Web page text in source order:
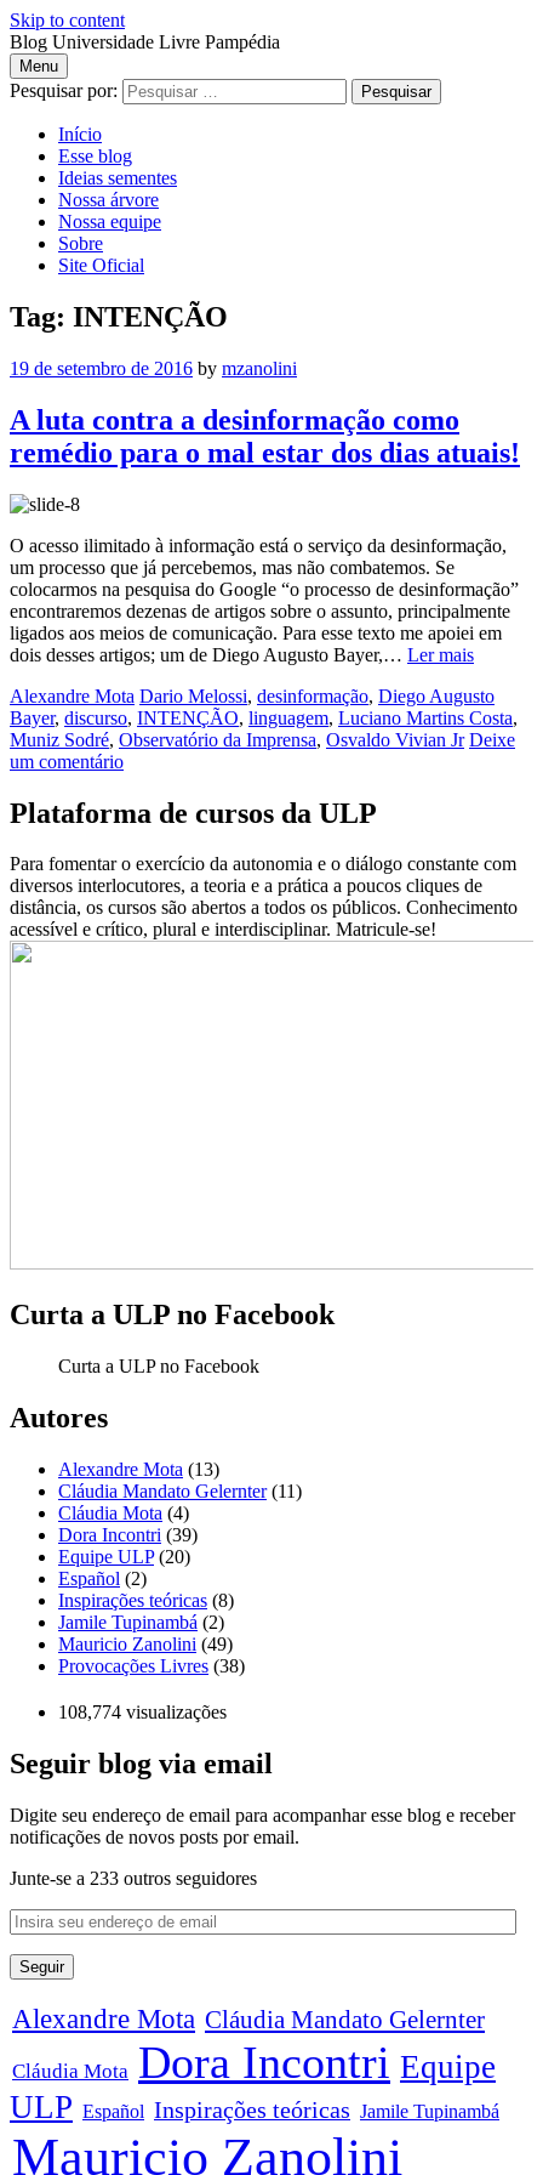
Skip to content
Blog Universidade Livre Pampédia
Blog
Universidade
Livre
Pampédia
Menu
Pesquisar por:
Início
Esse blog
Ideias sementes
Nossa árvore
Nossa equipe
Sobre
Site Oficial
Tag: INTENÇÃO
19 de setembro de 2016 by mzanolini
A luta contra a desinformação como
remédio para o mal estar dos dias atuais!
O acesso ilimitado à informação está o serviço da desinformação,
um processo que já percebemos, mas não combatemos. Se
colocarmos na pesquisa do Google “o processo de desinformação”
encontraremos dezenas de artigos sobre o assunto, principalmente
ligados aos meios de comunicação. Para esse texto me apoiei em
dois desses artigos; um de Diego Augusto Bayer,… Ler mais
Alexandre Mota Dario Melossi, desinformação, Diego Augusto
Bayer, discurso, INTENÇÃO, linguagem, Luciano Martins Costa,
Muniz Sodré, Observatório da Imprensa, Osvaldo Vivian Jr Deixe
um comentário
Plataforma de cursos da ULP
Para fomentar o exercício da autonomia e o diálogo constante com
diversos interlocutores, a teoria e a prática a poucos cliques de
distância, os cursos são abertos a todos os públicos. Conhecimento
acessível e crítico, plural e interdisciplinar. Matricule-se!
Curta a ULP no Facebook
Curta a ULP no Facebook
Autores
Alexandre Mota (13)
Cláudia Mandato Gelernter(11)
Cláudia Mota (4)
Dora Incontri (39)
Equipe ULP(20)
Español (2)
Inspirações teóricas (8)
Jamile Tupinambá (2)
Mauricio Zanolini (49)
Provocações Livres (38)
108,774 visualizações
Seguir blog via email
Digite seu endereço de email para acompanhar esse blog e receber
notificações de novos posts por email.
Junte-se a 233 outros seguidores
Alexandre Mota Cláudia Mandato Gelernter
Cláudia Mota Dora Incontri Equipe
ULP Español Inspirações teóricas Jamile Tupinambá
Mauricio Zanolini